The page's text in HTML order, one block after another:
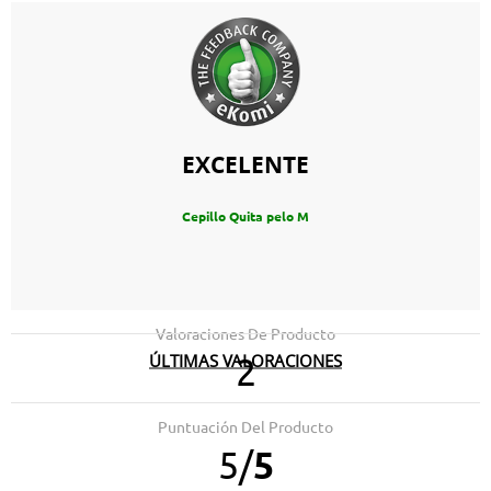
EXCELENTE
Cepillo Quita pelo M
Valoraciones De Producto
2
Puntuación Del Producto
5/5
ÚLTIMAS VALORACIONES